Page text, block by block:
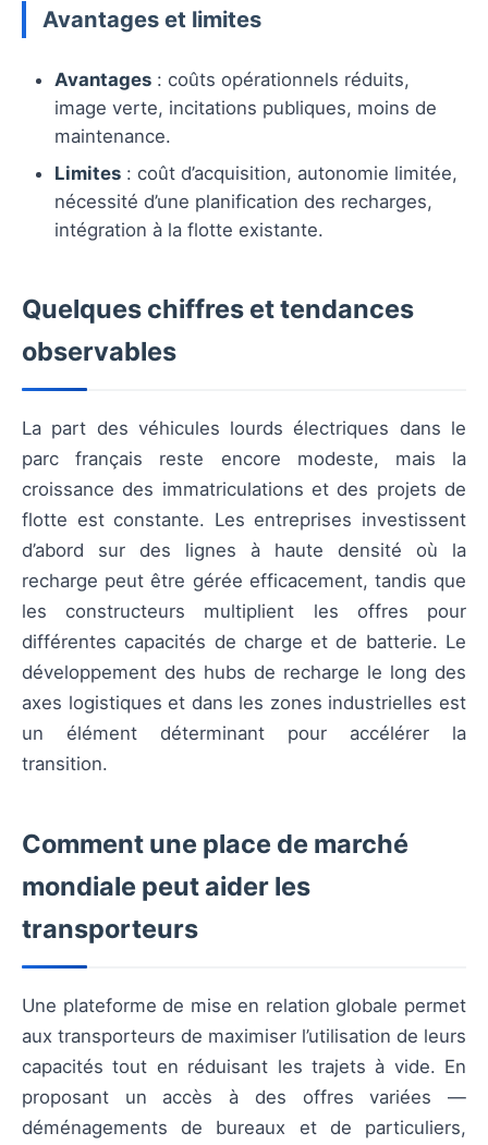
Avantages et limites
Avantages : coûts opérationnels réduits,
image verte, incitations publiques, moins de
maintenance.
Limites : coût d’acquisition, autonomie limitée,
nécessité d’une planification des recharges,
intégration à la flotte existante.
Quelques chiffres et tendances
observables
La part des véhicules lourds électriques dans le
parc français reste encore modeste, mais la
croissance des immatriculations et des projets de
flotte est constante. Les entreprises investissent
d’abord sur des lignes à haute densité où la
recharge peut être gérée efficacement, tandis que
les constructeurs multiplient les offres pour
différentes capacités de charge et de batterie. Le
développement des hubs de recharge le long des
axes logistiques et dans les zones industrielles est
un élément déterminant pour accélérer la
transition.
Comment une place de marché
mondiale peut aider les
transporteurs
Une plateforme de mise en relation globale permet
aux transporteurs de maximiser l’utilisation de leurs
capacités tout en réduisant les trajets à vide. En
proposant un accès à des offres variées —
déménagements de bureaux et de particuliers,